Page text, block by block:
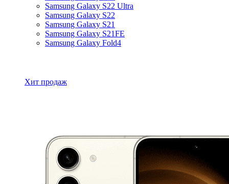
Samsung Galaxy S22 Ultra
Samsung Galaxy S22
Samsung Galaxy S21
Samsung Galaxy S21FE
Samsung Galaxy Fold4
Хит продаж